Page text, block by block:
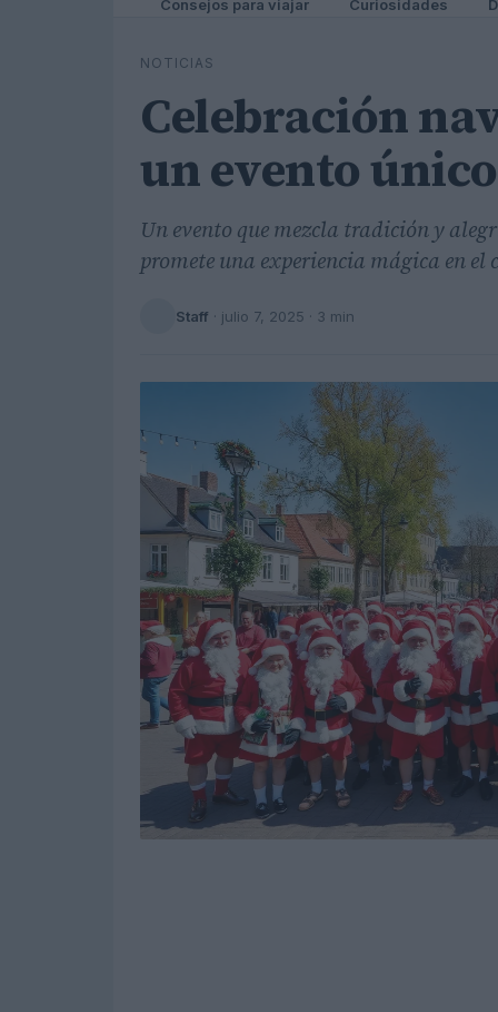
Consejos para viajar Curiosidades
NOTICIAS
Celebración
un evento
Un evento que mezcla tradición y
promete una experiencia mágica en el
Staff · julio 7, 2025 · 3 min